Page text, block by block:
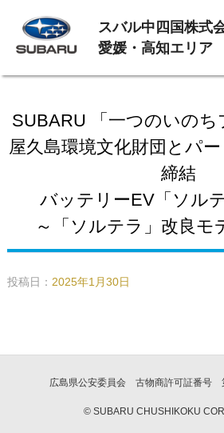
スバル中四国株式
愛媛・高知エリア
SUBARU 「一つのいのち
屋久島環境文化財団とパ
締結
バッテリーEV「ソル
～「ソルテラ」改良モ
投稿日： 2025年1月30日
広島県公安委員会 古物商許可証番号
© SUBARU CHUSHIKOKU